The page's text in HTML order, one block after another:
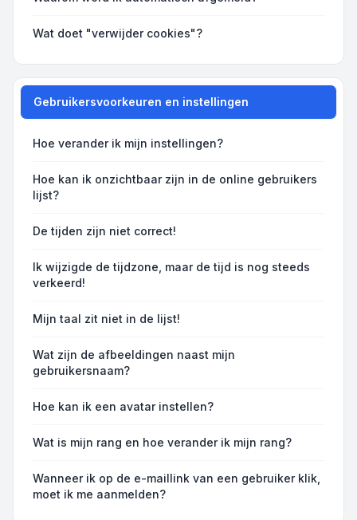
Wat doet "verwijder cookies"?
Gebruikersvoorkeuren en instellingen
Hoe verander ik mijn instellingen?
Hoe kan ik onzichtbaar zijn in de online gebruikers
lijst?
De tijden zijn niet correct!
Ik wijzigde de tijdzone, maar de tijd is nog steeds
verkeerd!
Mijn taal zit niet in de lijst!
Wat zijn de afbeeldingen naast mijn
gebruikersnaam?
Hoe kan ik een avatar instellen?
Wat is mijn rang en hoe verander ik mijn rang?
Wanneer ik op de e-maillink van een gebruiker klik,
moet ik me aanmelden?